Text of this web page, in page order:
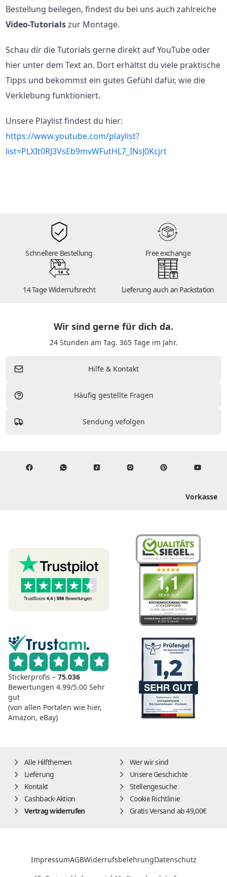
Bestellung beilegen, findest du bei uns auch zahlreiche
Video-Tutorialszur Montage.
Schau dir die Tutorials gerne direkt auf YouTube oder
hier unter dem Text an. Dort erhältst du viele praktische
Tipps und bekommst ein gutes Gefühl dafür, wie die
Verklebung funktioniert.
Unsere Playlist findest du hier:
https://www.youtube.com/playlist?
list=PLXIt0RJ3VsEb9mvWFutHL7_INsJ0Kcjrt
Schnellere Bestellung Free exchange
14
14 Tage Widerrufsrecht Lieferung auch an Packstation
Wir sind gerne für dich da.
24 Stunden am Tag. 365 Tage im Jahr.
Hilfe & Kontakt
Häufig gestellte Fragen
Sendung vefolgen
Vorkasse
Stickerprofis – 75.036
Bewertungen 4.99/5.00 Sehr
gut
(von allen Portalen wie hier,
Amazon, eBay)
Alle Hilfthemen
Wer wir sind
Lieferung
Unsere Geschichte
Kontakt
Stellengesuche
Cashback-Aktion
Cookie Richtlinie
Vertrag widerrufen
Gratis Versand ab 49,00€
ImpressumAGBWiderrufsbelehrungDatenschutz